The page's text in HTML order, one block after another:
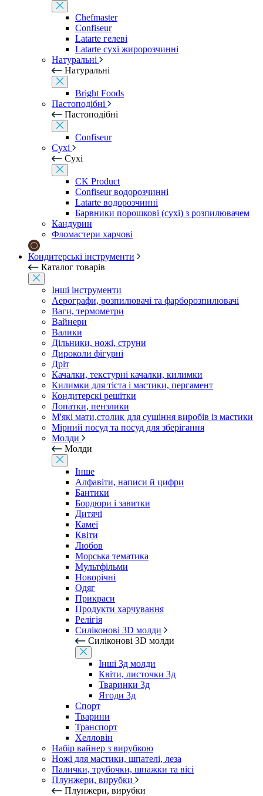
Chefmaster
Confiseur
Latarte гелеві
Latarte сухі жиророзчинні
Натуральні
Натуральні
Bright Foods
Пастоподібні
Пастоподібні
Confiseur
Сухі
Сухі
CK Product
Confiseur водорозчинні
Latarte водорозчинні
Барвники порошкові (сухі) з розпилювачем
Кандурин
Фломастери харчові
Кондитерські інструменти
Каталог товарів
Інші інструменти
Аерографи, розпилювачі та фарборозпилювачі
Ваги, термометри
Вайнери
Валики
Дільники, ножі, струни
Дироколи фігурні
Дріт
Качалки, текстурні качалки, килимки
Килимки для тіста і мастики, пергамент
Кондитерскі решітки
Лопатки, пензлики
М'які мати,столик для сушіння виробів із мастики
Мірний посуд та посуд для зберігання
Молди
Молди
Інше
Алфавіти, написи й цифри
Бантики
Бордюри і завитки
Дитячі
Камеї
Квіти
Любов
Морська тематика
Мультфільми
Новорічні
Одяг
Прикраси
Продукти харчування
Релігія
Силіконові 3D молди
Силіконові 3D молди
Інші 3д молди
Квіти, листочки 3д
Тваринки 3д
Ягоди 3д
Спорт
Тварини
Транспорт
Хелловін
Набір вайнер з вирубкою
Ножі для мастики, шпателі, леза
Палички, трубочки, шпажки та вісі
Плунжери, вирубки
Плунжери, вирубки